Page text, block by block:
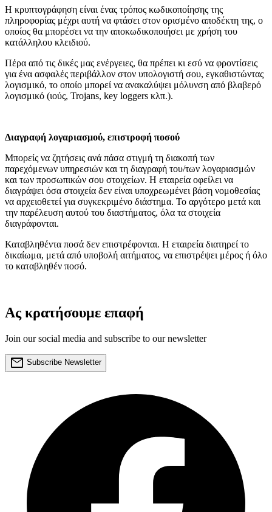
Η κρυπτογράφηση είναι ένας τρόπος κωδικοποίησης της
πληροφορίας μέχρι αυτή να φτάσει στον ορισμένο αποδέκτη της, ο
οποίος θα μπορέσει να την αποκωδικοποιήσει με χρήση του
κατάλληλου κλειδιού.
Πέρα από τις δικές μας ενέργειες, θα πρέπει κι εσύ να φροντίσεις
για ένα ασφαλές περιβάλλον στον υπολογιστή σου, εγκαθιστώντας
λογισμικό, το οποίο μπορεί να ανακαλύψει μόλυνση από βλαβερό
λογισμικό (ιούς, Trojans, key loggers κλπ.).
Διαγραφή λογαριασμού, επιστροφή ποσού
Μπορείς να ζητήσεις ανά πάσα στιγμή τη διακοπή των
παρεχόμενων υπηρεσιών και τη διαγραφή του/των λογαριασμών
και των προσωπικών σου στοιχείων. Η εταιρεία οφείλει να
διαγράψει όσα στοιχεία δεν είναι υποχρεωμένει βάση νομοθεσίας
να αρχειοθετεί για συγκεκριμένο διάστημα. Το αργότερο μετά και
την παρέλευση αυτού του διαστήματος, όλα τα στοιχεία
διαγράφονται.
Καταβληθέντα ποσά δεν επιστρέφονται. Η εταιρεία διατηρεί το
δικαίωμα, μετά από υποβολή αιτήματος, να επιστρέψει μέρος ή όλο
το καταβληθέν ποσό.
Ας κρατήσουμε επαφή
Join our social media and subscribe to our newsletter
mail Subscribe Newsletter